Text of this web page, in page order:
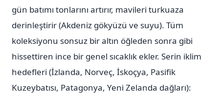
gün batımı tonlarını artırır, mavileri turkuaza
derinleştirir (Akdeniz gökyüzü ve suyu). Tüm
koleksiyonu sonsuz bir altın öğleden sonra gibi
hissettiren ince bir genel sıcaklık ekler. Serin iklim
hedefleri (İzlanda, Norveç, İskoçya, Pasifik
Kuzeybatısı, Patagonya, Yeni Zelanda dağları):